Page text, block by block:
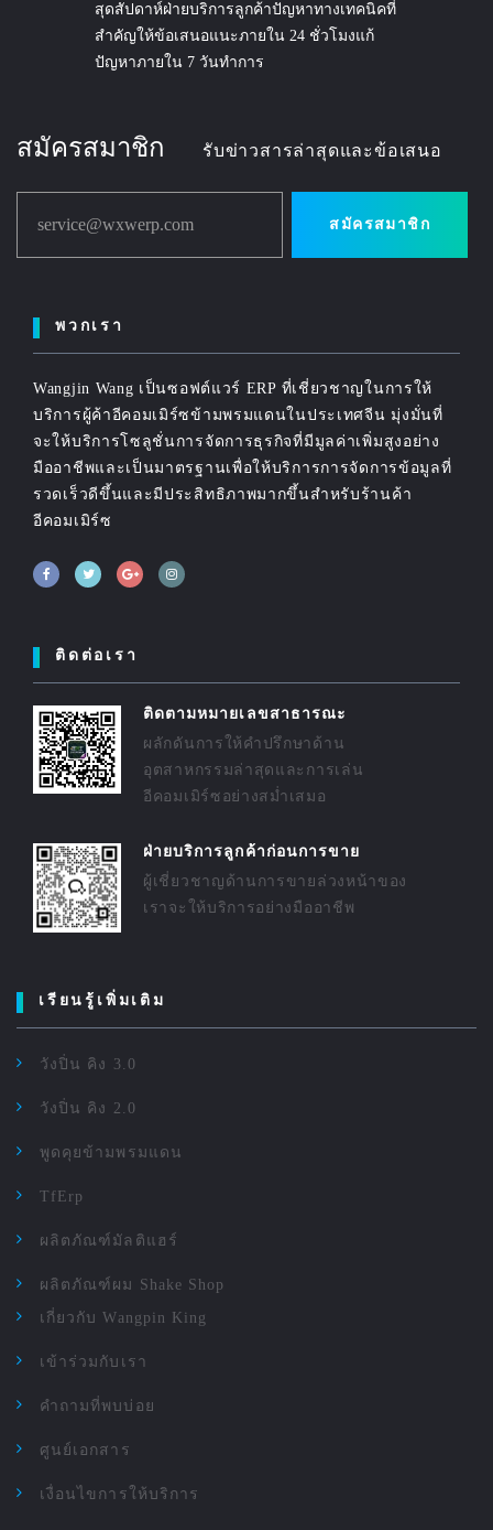
สุดสัปดาห์ฝ่ายบริการลูกค้าปัญหาทางเทคนิคที่
สำคัญให้ข้อเสนอแนะภายใน 24 ชั่วโมงแก้
ปัญหาภายใน 7 วันทำการ
สมัครสมาชิก รับข่าวสารล่าสุดและข้อเสนอ
service@wxwerp.com สมัครสมาชิก
พวกเรา
Wangjin Wang เป็นซอฟต์แวร์ ERP ที่เชี่ยวชาญในการให้
บริการผู้ค้าอีคอมเมิร์ซข้ามพรมแดนในประเทศจีน มุ่งมั่นที่
จะให้บริการโซลูชั่นการจัดการธุรกิจที่มีมูลค่าเพิ่มสูงอย่าง
มืออาชีพและเป็นมาตรฐานเพื่อให้บริการการจัดการข้อมูลที่
รวดเร็วดีขึ้นและมีประสิทธิภาพมากขึ้นสำหรับร้านค้า
อีคอมเมิร์ซ
ติดต่อเรา
ติดตามหมายเลขสาธารณะ
ผลักดันการให้คำปรึกษาด้าน
อุตสาหกรรมล่าสุดและการเล่น
อีคอมเมิร์ซอย่างสม่ำเสมอ
ฝ่ายบริการลูกค้าก่อนการขาย
ผู้เชี่ยวชาญด้านการขายล่วงหน้าของ
เราจะให้บริการอย่างมืออาชีพ
เรียนรู้เพิ่มเติม
วังปิ่น คิง 3.0
วังปิ่น คิง 2.0
พูดคุยข้ามพรมแดน
TfErp
ผลิตภัณฑ์มัลติแฮร์
ผลิตภัณฑ์ผม Shake Shop
เกี่ยวกับ Wangpin King
เข้าร่วมกับเรา
คำถามที่พบบ่อย
ศูนย์เอกสาร
เงื่อนไขการให้บริการ